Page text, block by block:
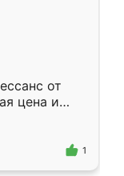
от
цена и
1